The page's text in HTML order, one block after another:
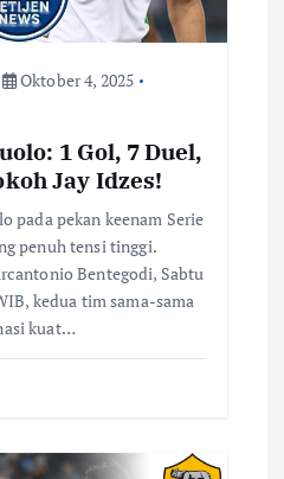
Oktober 4, 2025
1 Gol, 7 Duel,
Jay Idzes!
pada pekan keenam Serie
penuh tensi tinggi.
Bentegodi, Sabtu
kedua tim sama-sama
kuat…